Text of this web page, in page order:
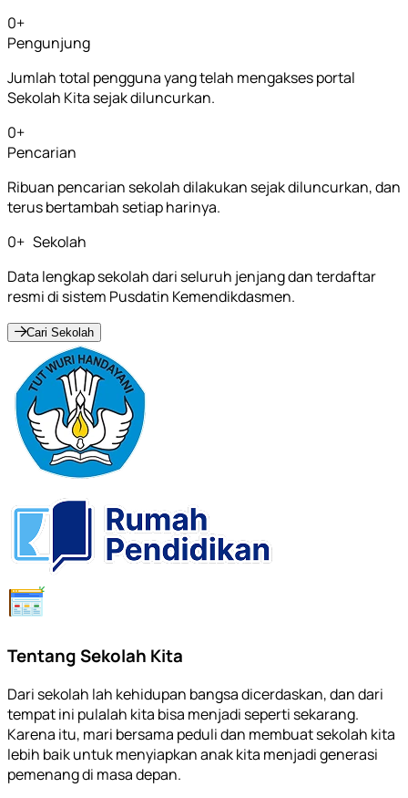
0+
Pengunjung
Jumlah total pengguna yang telah mengakses portal
Sekolah Kita sejak diluncurkan.
0+
Pencarian
Ribuan pencarian sekolah dilakukan sejak diluncurkan, dan
terus bertambah setiap harinya.
0+ Sekolah
Data lengkap sekolah dari seluruh jenjang dan terdaftar
resmi di sistem Pusdatin Kemendikdasmen.
Cari Sekolah
Tentang Sekolah Kita
Dari sekolah lah kehidupan bangsa dicerdaskan, dan dari
tempat ini pulalah kita bisa menjadi seperti sekarang.
Karena itu, mari bersama peduli dan membuat sekolah kita
lebih baik untuk menyiapkan anak kita menjadi generasi
pemenang di masa depan.